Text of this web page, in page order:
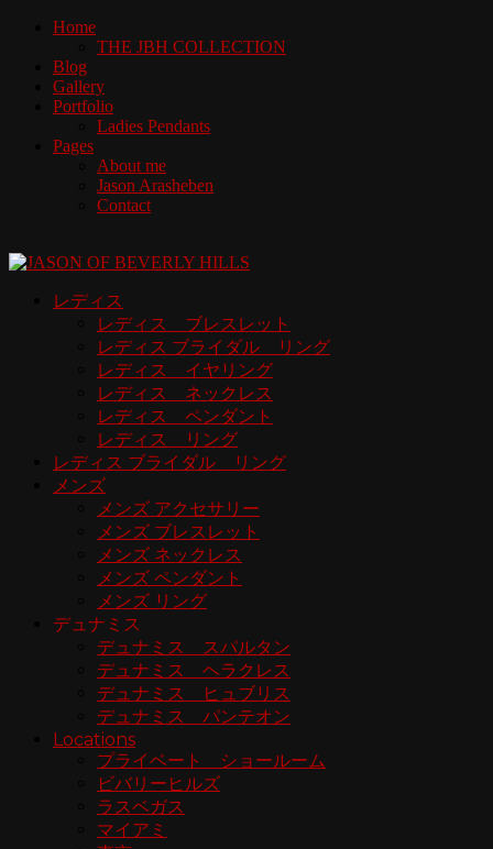
Home
THE JBH COLLECTION
Blog
Gallery
Portfolio
Ladies Pendants
Pages
About me
Jason Arasheben
Contact
レディス
レディス ブレスレット
レディス ブライダル リング
レディス イヤリング
レディス ネックレス
レディス ペンダント
レディス リング
レディス ブライダル リング
メンズ
メンズ アクセサリー
メンズ ブレスレット
メンズ ネックレス
メンズ ペンダント
メンズ リング
デュナミス
デュナミス スパルタン
デュナミス ヘラクレス
デュナミス ヒュブリス
デュナミス パンテオン
Locations
プライベート ショールーム
ビバリーヒルズ
ラスベガス
マイアミ